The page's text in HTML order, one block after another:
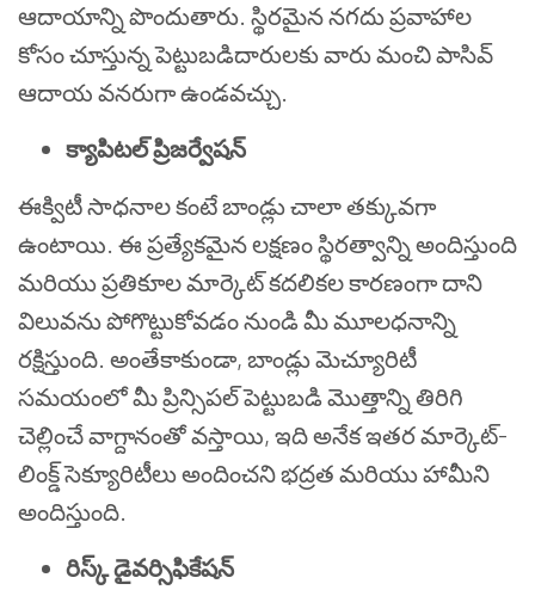
ఆదాయాన్ని పొందుతారు. స్థిరమైన నగదు ప్రవాహాల
కోసం చూస్తున్న పెట్టుబడిదారులకు వారు మంచి పాసివ్
ఆదాయ వనరుగా ఉండవచ్చు.
క్యాపిటల్ ప్రిజర్వేషన్
ఈక్విటీ సాధనాల కంటే బాండ్లు చాలా తక్కువగా
ఉంటాయి. ఈ ప్రత్యేకమైన లక్షణం స్థిరత్వాన్ని అందిస్తుంది
మరియు ప్రతికూల మార్కెట్ కదలికల కారణంగా దాని
విలువను పోగొట్టుకోవడం నుండి మీ మూలధనాన్ని
రక్షిస్తుంది. అంతేకాకుండా, బాండ్లు మెచ్యూరిటీ
సమయంలో మీ ప్రిన్సిపల్ పెట్టుబడి మొత్తాన్ని తిరిగి
చెల్లించే వాగ్దానంతో వస్తాయి, ఇది అనేక ఇతర మార్కెట్-
లింక్డ్ సెక్యూరిటీలు అందించని భద్రత మరియు హామీని
అందిస్తుంది.
రిస్క్ డైవర్సిఫికేషన్